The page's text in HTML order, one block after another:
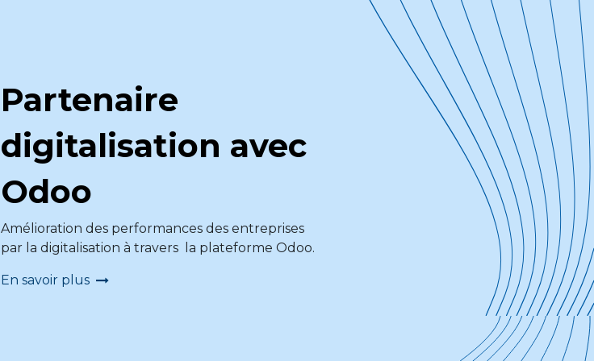
Partenaire
digitalisation avec
Odoo
Amélioration des performances des entreprises
par la digitalisation à travers la plateforme Odoo.
En savoir plus